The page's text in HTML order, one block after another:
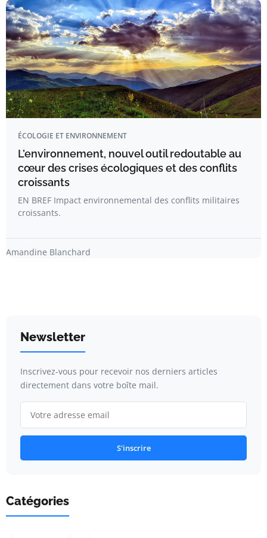
ÉCOLOGIE ET ENVIRONNEMENT
L’environnement, nouvel outil redoutable au
cœur des crises écologiques et des conflits
croissants
EN BREF Impact environnemental des conflits militaires
croissants.
Amandine Blanchard
Newsletter
Inscrivez-vous pour recevoir nos derniers articles
directement dans votre boîte mail.
S'inscrire
Catégories